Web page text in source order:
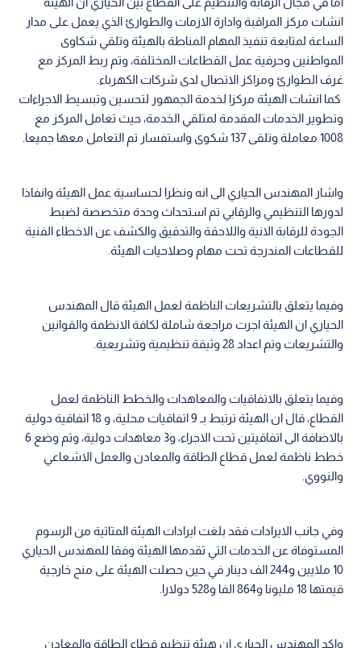
انشات مركز المراقبة وادارة الازمات والطوارئ الذي يعمل على مدار
الساعة لمتابعة تنفيذ المهام المناطة بالهيئة وتلقي شكاوى
المواطنين وحرفية عمل القطاعات المختلفة، وتم ربط المركز مع
غرف الطوارئ ومراكز الاتصال لدى شركات الكهرباء.
كما انشات الهيئة مركزا لخدمة الجمهور لتحسين وتبسيط الاجراءات
وتطوير الخدمات المقدمة لمتلقي الخدمة، حيث تعامل المركز مع
1008 معاملة وتلقى 137 شكوى واستفسار تم التعامل معها جميعا.
واشار المهندس الحياري الى انه ونظرا لحساسية عمل الهيئة وانفاذا
لدورها التنظيمي والرقابي تم استحداث وحدة متخصصة لضبط
الجودة للرقابة الانية واللاحقة والتدقيق والكشف عن الاخطاء الفنية
للقطاعات المندرجة تحت مهام وصلاحيات الهيئة.
وفيما يتعلق بالتشريعات الناظمة لعمل الهيئة قال المهندس
الحياري ان الهيئة اجرت مراجعة شاملة لكافة الانظمة والقوانين
والتشريعات وتم اعداد 28 وثيقة تنظيمية وتشريعية.
وفيما يتعلق بالاتفاقيات والمعاهدات والخطط الناظمة لعمل
القطاع، قال ان الهيئة ترتبط بـ 9 اتفاقيات محلية، و 18 اتفاقية دولية
بالاضافة الى اتفاقيتين تحت الاجراء، و3 معاهدات دولية، وتم وضع 6
خطط ناظمة لعمل قطاع الطاقة والمعادن والعمل الاشعاعي
والنووي.
وفي جانب الايرادات فقد بلغت ايرادات الهيئة المتاتية من الرسوم
المستوفاة عن الخدمات التي تقدمها الهيئة وفقا للمهندس الحياري
10 ملايين و244 الف دينار في حين حصلت الهيئة على منح خارجية
قيمتها 18 مليونا و864 الفا و528 دولارا.
واكد المهندس الحياري ان هيئة تنظيم قطاع الطاقة والمعادن